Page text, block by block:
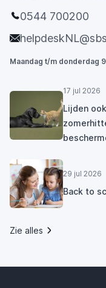
0544 700200
Maandag t/m donderdag
17 jul 2026
Lijden
29 jul 2026
Back to
Zie alles